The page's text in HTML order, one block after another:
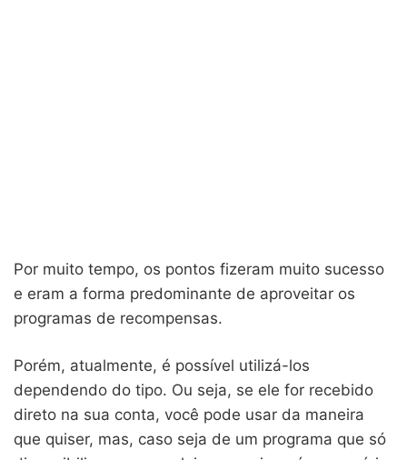
Por muito tempo, os pontos fizeram muito sucesso
e eram a forma predominante de aproveitar os
programas de recompensas.
Porém, atualmente, é possível utilizá-los
dependendo do tipo. Ou seja, se ele for recebido
direto na sua conta, você pode usar da maneira
que quiser, mas, caso seja de um programa que só